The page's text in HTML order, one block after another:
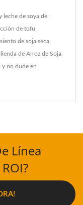
leche de soya de
de tofu
de soja seca
de Arroz de Soja
y no dude en
Línea